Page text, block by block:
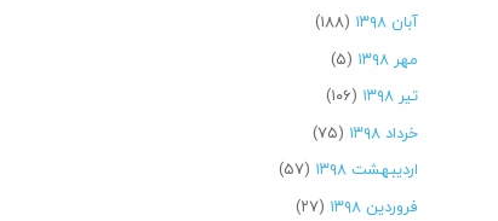
آبان ۱۳۹۸
(۱۸۸)
مهر ۱۳۹۸
(۵)
تیر ۱۳۹۸
(۱۰۶)
خرداد ۱۳۹۸
(۷۵)
اردیبهشت ۱۳۹۸
(۵۷)
فروردین ۱۳۹۸
(۲۷)